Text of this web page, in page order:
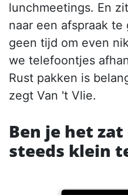
lunchmeetings. En
naar een afspraak te
geen tijd om even
we telefoontjes
Rust pakken is
zegt Van 't Vlie.
Ben je het
steeds klein